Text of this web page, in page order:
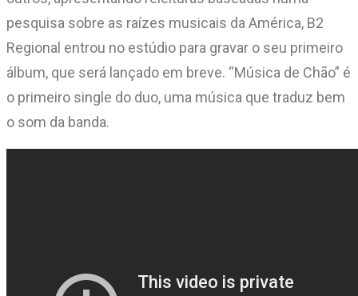
pesquisa sobre as raízes musicais da América, B2
Regional entrou no estúdio para gravar o seu primeiro
álbum, que será lançado em breve. “Música de Chão” é
o primeiro single do duo, uma música que traduz bem
o som da banda.